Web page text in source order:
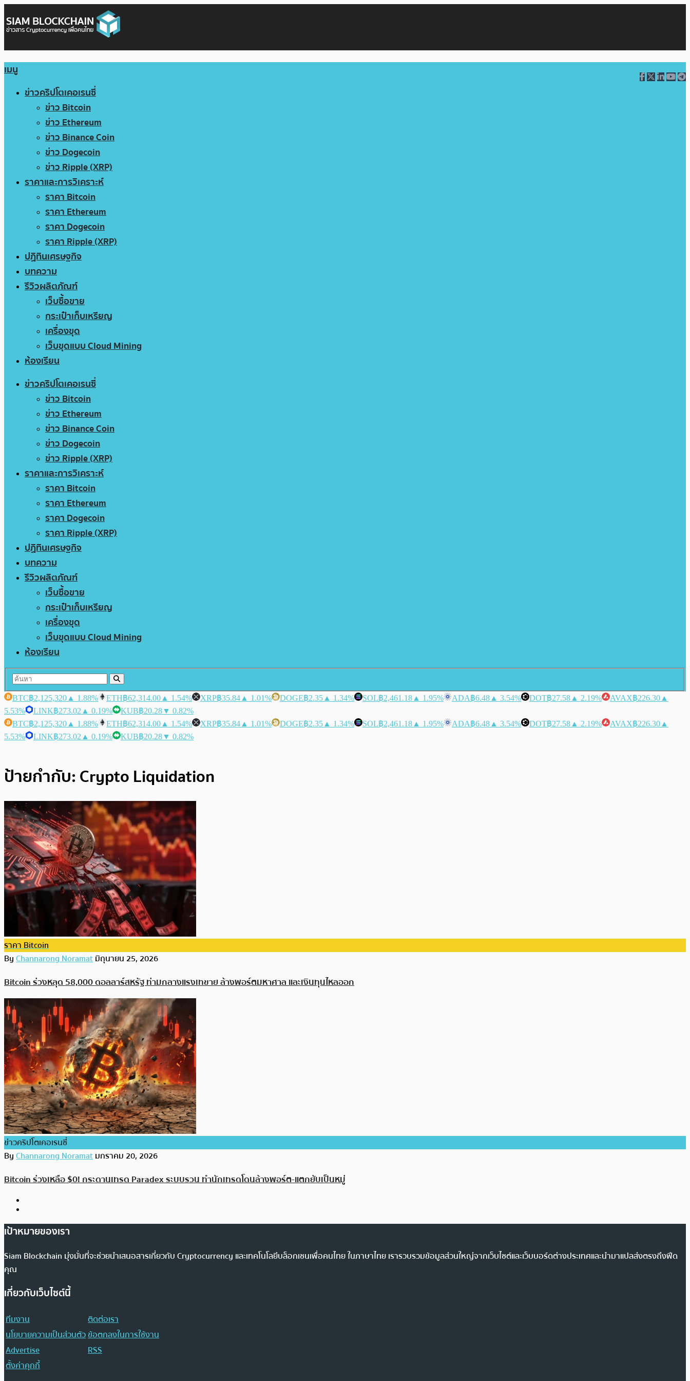
เมนู
ข่าวคริปโตเคอเรนซี่
ข่าว Bitcoin
ข่าว Ethereum
ข่าว Binance Coin
ข่าว Dogecoin
ข่าว Ripple (XRP)
ราคาและการวิเคราะห์
ราคา Bitcoin
ราคา Ethereum
ราคา Dogecoin
ราคา Ripple (XRP)
ปฏิทินเศรษฐกิจ
บทความ
รีวิวผลิตภัณฑ์
เว็บซื้อขาย
กระเป๋าเก็บเหรียญ
เครื่องขุด
เว็บขุดแบบ Cloud Mining
ห้องเรียน
ข่าวคริปโตเคอเรนซี่
ข่าว Bitcoin
ข่าว Ethereum
ข่าว Binance Coin
ข่าว Dogecoin
ข่าว Ripple (XRP)
ราคาและการวิเคราะห์
ราคา Bitcoin
ราคา Ethereum
ราคา Dogecoin
ราคา Ripple (XRP)
ปฏิทินเศรษฐกิจ
บทความ
รีวิวผลิตภัณฑ์
เว็บซื้อขาย
กระเป๋าเก็บเหรียญ
เครื่องขุด
เว็บขุดแบบ Cloud Mining
ห้องเรียน
BTC฿2,125,320 ▲ 1.88% ETH฿62,314.00 ▲ 1.54% XRP฿35.84 ▲ 1.01% DOGE฿2.35 ▲ 1.34% SOL฿2,461.18 ▲ 1.95% ADA฿6.48 ▲ 3.54% DOT฿27.58 ▲ 2.19% AVAX฿226.30 ▲
5.53%
LINK฿273.02 ▲ 0.19% KUB฿20.28▼ 0.82%
BTC฿2,125,320 ▲ 1.88% ETH฿62,314.00 ▲ 1.54% XRP฿35.84 ▲ 1.01% DOGE฿2.35 ▲ 1.34% SOL฿2,461.18 ▲ 1.95% ADA฿6.48 ▲ 3.54% DOT฿27.58 ▲ 2.19% AVAX฿226.30 ▲
5.53%
LINK฿273.02 ▲ 0.19% KUB฿20.28▼ 0.82%
ป้ายกำกับ: Crypto Liquidation
ราคา Bitcoin
ByChannarong Noramatมิถุนายน 25, 2026
Bitcoin ร่วงหลุด 58,000 ดอลลาร์สหรัฐ ท่ามกลางแรงเทขาย ล้างพอร์ตมหาศาล และเงินทุนไหลออก
ข่าวคริปโตเคอเรนซี่
ByChannarong Noramatมกราคม 20, 2026
Bitcoin ร่วงเหลือ $0! กระดานเทรด Paradex ระบบรวน ทำนักเทรดโดนล้างพอร์ต-แตกยับเป็นหมู่
เป้าหมายของเรา
Siam Blockchain มุ่งมั่นที่จะช่วยนำเสนอสารเกี่ยวกับ Cryptocurrency และเทคโนโลยีบล็อกเชนเพื่อคนไทย ในภาษาไทย เรารวบรวมข้อมูลส่วนใหญ่จากเว็บไซต์และเว็บบอร์ดต่างประเทศและนำมาแปลส่งตรงถึงฟีด
คุณ
เกี่ยวกับเว็บไซต์นี้
ทีมงาน
ติดต่อเรา
นโยบายความเป็นส่วนตัวข้อตกลงในการใช้งาน
Advertise
RSS
ตั้งค่าคุกกี้